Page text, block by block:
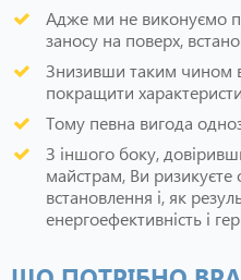
Адже ми не виконуємо
заносу на поверх,
Знизивши таким чином
покращити
Тому певна вигода
З іншого боку,
майстрам, Ви ризикуєте
встановлення і, як
енергоефективність і